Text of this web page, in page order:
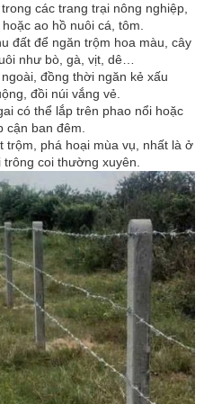
các trang trại nông nghiệp,
ao hồ nuôi cá, tôm.
đất để ngăn trộm hoa màu, cây
như bò, gà, vịt, dê…
đồng thời ngăn kẻ xấu
đồi núi vắng vẻ.
có thể lắp trên phao nổi hoặc
ban đêm.
trộm, phá hoại mùa vụ, nhất là ở
coi thường xuyên.